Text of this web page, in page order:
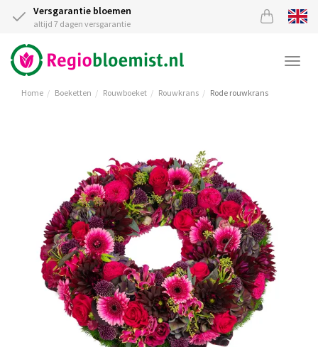
Versgarantie bloemen
altijd 7 dagen versgarantie
Home Boeketten Rouwboeket Rouwkrans Rode rouwkrans